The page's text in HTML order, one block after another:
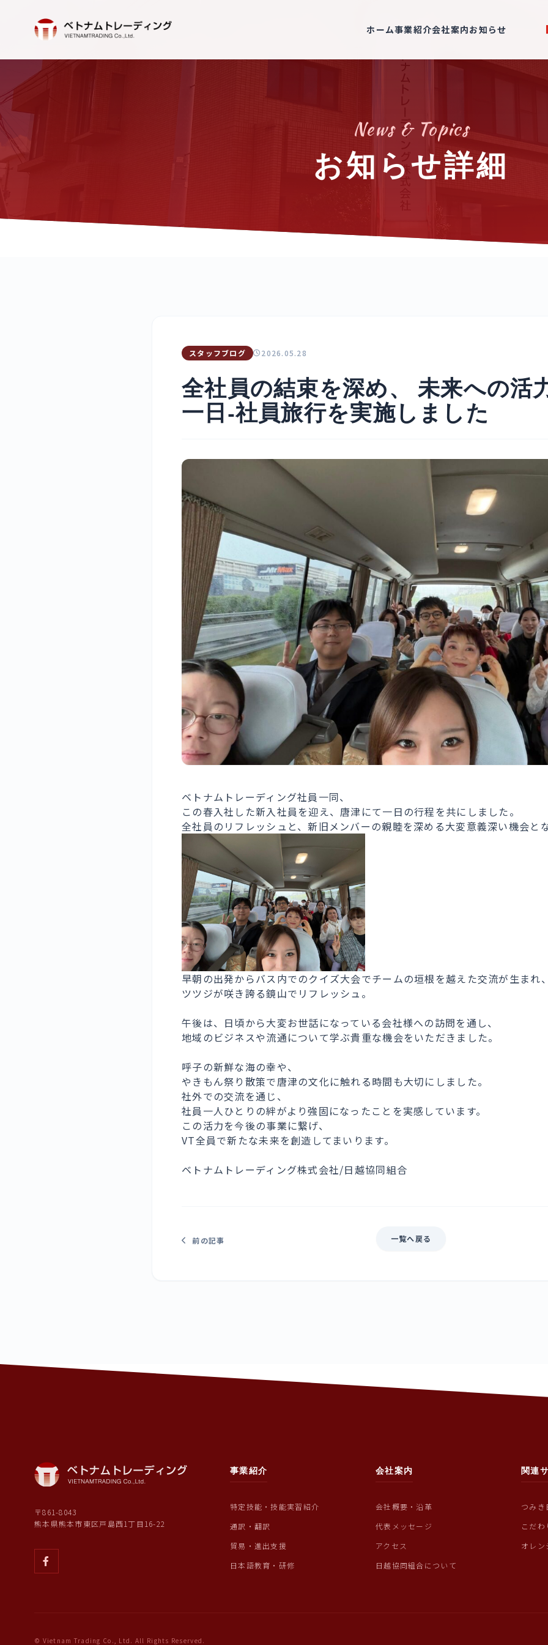
ホーム事業紹介会社案内お知らせ
News & Topics
お知らせ詳細
スタッフブログ 2026.05.28
全社員の結束を深め、 未来への活
一日-社員旅行を実施しました
ベトナムトレーディング社員一同、
この春入社した新入社員を迎え、 唐津にて一日の行程を共にしました。
全社員のリフレッシュと、新旧メンバーの親睦を深める大変意義深い機会と
早朝の出発からバス内でのクイズ大会でチームの垣根を越えた交流が生まれ
ツツジが咲き誇る鏡山でリフレッシュ。
午後は、日頃から大変お世話になっている会社様への訪問を通し、
地域のビジネスや流通について学ぶ貴重な機会をいただきました。
呼子の新鮮な海の幸や、
やきもん祭り散策で唐津の文化に触れる時間も大切にしました。
社外での交流を通じ、
社員一人ひとりの絆がより強固になったことを実感しています。
この活力を今後の事業に繋げ、
VT全員で新たな未来を創造してまいります。
ベトナムトレーディング株式会社/日越協同組合
前の記事 一覧へ戻る
〒861-8043
熊本県熊本市東区戸島西1丁目16-22
事業紹介
特定技能・技能実習紹介
通訳・翻訳
貿易・進出支援
日本語教育・研修
会社案内
会社概要・沿革
代表メッセージ
アクセス
日越協同組合について
関連
つみき
こだわ
オレン
© Vietnam Trading Co., Ltd. All Rights Reserved.